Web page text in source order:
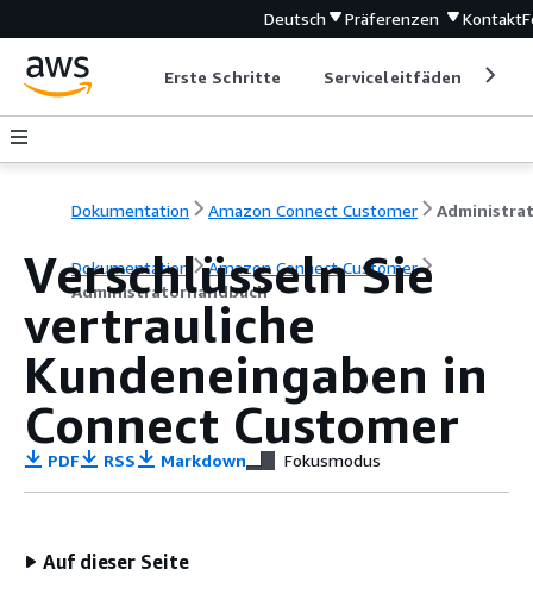
Deutsch Präferenzen Kontakt
Erste Schritte Serviceleitfäden
Dokumentation Amazon Connect Customer
Dokumentation
Amazon Connect Customer
Administratorhandbuch
Verschlüsseln Sie
vertrauliche
Kundeneingaben in
Connect Customer
PDF RSS Markdown Fokusmodus
Auf dieser Seite